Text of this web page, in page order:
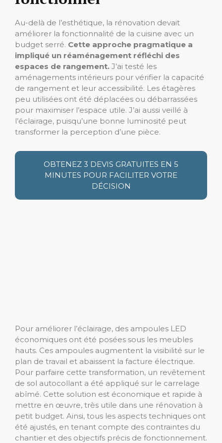
Au-delà de l’esthétique, la rénovation devait
améliorer la fonctionnalité de la cuisine avec un
budget serré. Cette approche pragmatique a
impliqué un réaménagement réfléchi des
espaces de rangement. J’ai testé les
aménagements intérieurs pour vérifier la capacité
de rangement et leur accessibilité. Les étagères
peu utilisées ont été déplacées ou débarrassées
pour maximiser l’espace utile. J’ai aussi veillé à
l’éclairage, puisqu’une bonne luminosité peut
transformer la perception d’une pièce.
OBTENEZ 3 DEVIS GRATUITES EN 5
MINUTES POUR FACILITER VOTRE
DÉCISION
Pour améliorer l’éclairage, des ampoules LED
économiques ont été posées sous les meubles
hauts. Ces ampoules augmentent la visibilité sur le
plan de travail et abaissent la facture électrique.
Pour parfaire cette transformation, un revêtement
de sol autocollant a été appliqué sur le carrelage
abîmé. Cette solution est économique et rapide à
mettre en œuvre, très utile dans une rénovation à
petit budget. Ainsi, tous les aspects techniques ont
été ajustés, en tenant compte des contraintes du
chantier et des objectifs précis de fonctionnement.